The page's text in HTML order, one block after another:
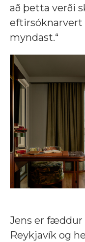
að þetta verði
eftirsóknarvert
myndast.“
Jens er fæddur
Reykjavík og